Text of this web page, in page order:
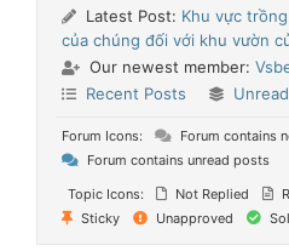
Latest Post: Khu vực
của chúng đối với khu vườn
Our newest member:
Recent Posts
Forum Icons:
Forum contains
Forum contains unread posts
Topic Icons:
Not Replied
Sticky
Unapproved